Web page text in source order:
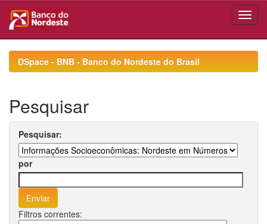
navigationDSpace - BNB - Banco do Nordeste do Brasil
Pesquisar
Pesquisar:
por
Filtros correntes: